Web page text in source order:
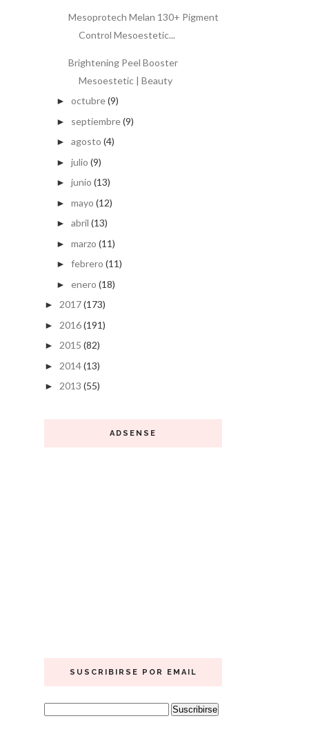
Mesoprotech Melan 130+ Pigment
Control Mesoestetic...
Brightening Peel Booster
Mesoestetic | Beauty
► octubre(9)
► septiembre(9)
► agosto (4)
► julio (9)
► junio (13)
► mayo (12)
► abril (13)
► marzo (11)
► febrero (11)
► enero (18)
► 2017(173)
► 2016(191)
► 2015 (82)
► 2014(13)
► 2013 (55)
ADSENSE
SUSCRIBIRSE POR EMAIL